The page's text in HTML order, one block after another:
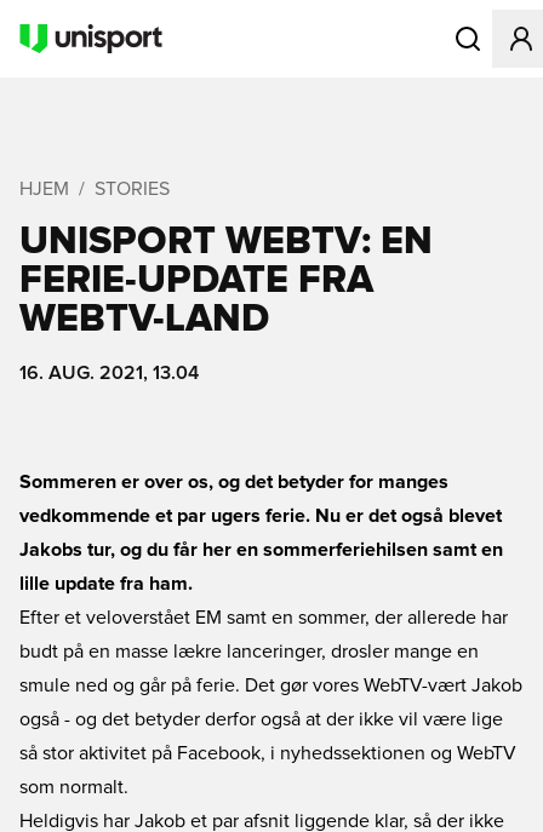
Åbner en
HJEM STORIES
UNISPORT WEBTV: EN
FERIE-UPDATE FRA
WEBTV-LAND
16. AUG. 2021, 13.04
Sommeren er over os, og det betyder for manges
vedkommende et par ugers ferie. Nu er det også blevet
Jakobs tur, og du får her en sommerferiehilsen samt en
lille update fra ham.
Efter et veloverstået EM samt en sommer, der allerede har
budt på en masse lækre lanceringer, drosler mange en
smule ned og går på ferie. Det gør vores WebTV-vært Jakob
også - og det betyder derfor også at der ikke vil være lige
så stor aktivitet på Facebook, i nyhedssektionen og WebTV
som normalt.
Heldigvis har Jakob et par afsnit liggende klar, så der ikke